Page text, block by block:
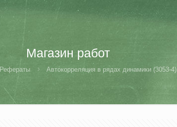
Магазин работ
Рефераты Автокорреляция в рядах динамики (3053-4)